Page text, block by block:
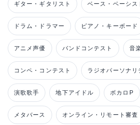
ギター・ギタリスト ベース・ベーシス
ドラム・ドラマー ピアノ・キーボード
アニメ声優 バンドコンテスト 音
コンペ・コンテスト ラジオパーソナリ
演歌歌手 地下アイドル ボカロP
メタバース オンライン・リモート審査